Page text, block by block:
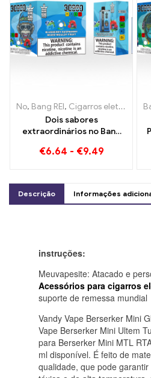
No, Bang REI, Cigarros eletrônicos descartáveis ​​Lituânia
Dois sabores
extraordinários no Bang
Zigarette Mirtilo
€6.64 - €9.49
Descrição Informações
instruções:
Meuvapesite: Atacado e
Acessórios para cigarros
suporte de remessa mundial
Vandy Vape Berserker Mini
Vape Berserker Mini Ultem
para Berserker Mini MTL
ml disponível. É feito de
qualidade, que pode